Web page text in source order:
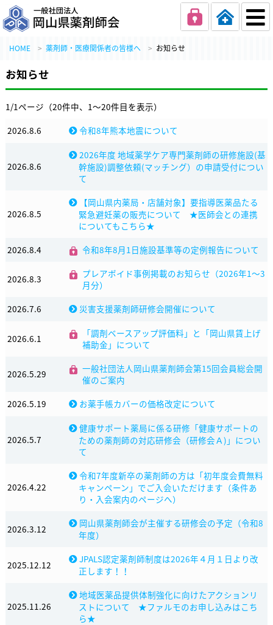
一般社団法人 岡
HOME 薬剤師・医療関係者の皆様へ お知らせ
お知らせ
1/1ページ（20件中、1～20件目を表示）
2026.8.6
令和8年熊本地震について
2026.8.6
2026年度 地域薬学ケア専門薬剤師の研修施設(基
幹施設)調整依頼(マッチング）の申請受付につい
て
2026.8.5
【岡山県内薬局・店舗対象】要指導医薬品たる
緊急避妊薬の販売について ★医師会との連携
についてもこちら★
2026.8.4
令和8年8月1日施設基準等の定例報告について
2026.8.3
プレアボイド事例掲載のお知らせ（2026年1〜3
月分）
2026.7.6
災害支援薬剤師研修会開催について
2026.6.1
「調剤ベースアップ評価料」と「岡山県賃上げ
補助金」について
2026.5.29
一般社団法人岡山県薬剤師会第15回会員総会開
催のご案内
2026.5.19
お薬手帳カバーの価格改定について
2026.5.7
健康サポート薬局に係る研修「健康サポートの
ための薬剤師の対応研修会（研修会Ａ)」につい
て
2026.4.22
令和7年度新卒の薬剤師の方は「初年度会費無料
キャンペーン」でご入会いただけます（条件あ
り・入会案内のページへ）
2026.3.12
岡山県薬剤師会が主催する研修会の予定（令和8
年度）
2025.12.12
JPALS認定薬剤師制度は2026年４月１日より改
正します！！
2025.11.26
地域医薬品提供体制強化に向けたアクションリ
ストについて ★ファルモのお申し込みはこち
ら★